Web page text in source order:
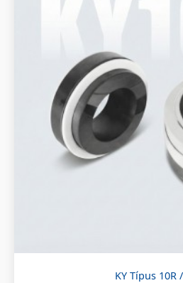
KY Típus 10R